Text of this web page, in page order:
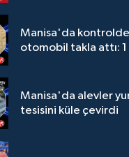
Manisa'da
otomobil takla attı: 1
Manisa'da alevler
tesisini küle çevirdi